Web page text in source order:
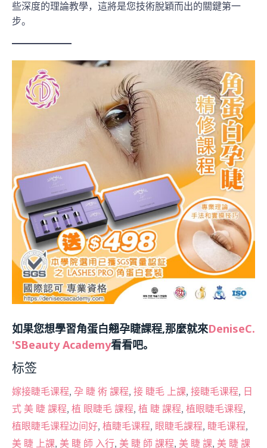
些深度的理論教學，這將是您技術脫穎而出的關鍵第一
步。
如果您想學習角蛋白翹孕睫課程,那麼就來DeniseC.
'SBeauty Academy看看吧。
标签
嫁接睫毛课程, 孕 睫 術 課程, 接 睫毛 上課, 接睫毛课程, 日
式 美 睫 課程, 植 眼睫毛 課程, 植 睫 課程, 植眼睫毛课程,
植眼睫毛课程边间好, 植睫毛课程, 眼睫毛課程, 睫毛课程,
美 睫 上課, 美 睫 師 入行, 美 睫 師 課程, 美 睫 課, 美 睫 課